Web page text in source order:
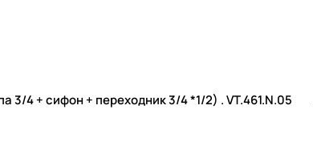
бойлера 3/4 Valtec (группа 3/4 + сифон + переходник 3/4 *1/2) . VT.461.N.05